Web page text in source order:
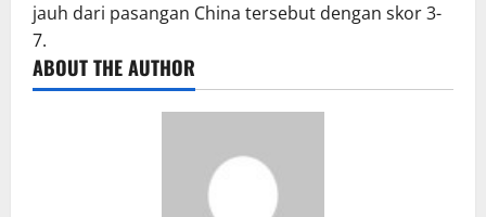
jauh dari pasangan China tersebut dengan skor 3-
7.
ABOUT THE AUTHOR